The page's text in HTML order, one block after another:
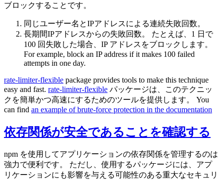
ブロックすることです。
同じユーザー名とIPアドレスによる連続失敗回数。
長期間IPアドレスからの失敗回数。 たとえば、1 日で
100 回失敗した場合、IP アドレスをブロックします。
For example, block an IP address if it makes 100 failed
attempts in one day.
rate-limiter-flexible package provides tools to make this technique
easy and fast. rate-limiter-flexible パッケージは、このテクニッ
クを簡単かつ高速にするためのツールを提供します。 You
can find an example of brute-force protection in the documentation
依存関係が安全であることを確認する
npm を使用してアプリケーションの依存関係を管理するのは
強力で便利です。 ただし、使用するパッケージには、アプ
リケーションにも影響を与える可能性のある重大なセキュリ